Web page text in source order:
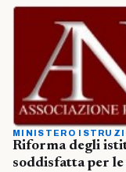
MINISTERO
Riforma degli
soddisfatta per